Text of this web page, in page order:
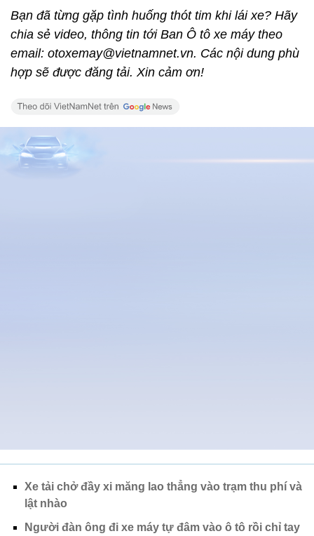
Bạn đã từng gặp tình huống thót tim khi lái xe? Hãy
chia sẻ video, thông tin tới Ban Ô tô xe máy theo
email: otoxemay@vietnamnet.vn. Các nội dung phù
hợp sẽ được đăng tải. Xin cảm ơn!
Xe tải chở đầy xi măng lao thẳng vào trạm thu phí và
lật nhào
Người đàn ông đi xe máy tự đâm vào ô tô rồi chỉ tay